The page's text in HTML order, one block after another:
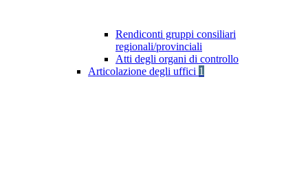
Rendiconti gruppi consiliari
regionali/provinciali
Atti degli organi di controllo
Articolazione degli uffici 1